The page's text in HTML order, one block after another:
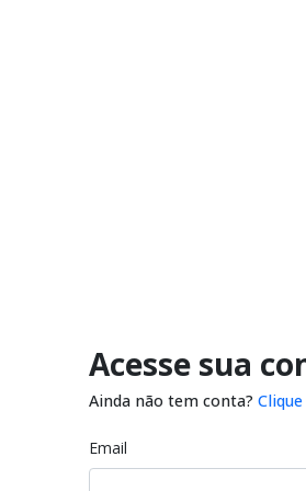
Acesse sua
Ainda não tem conta?
Email